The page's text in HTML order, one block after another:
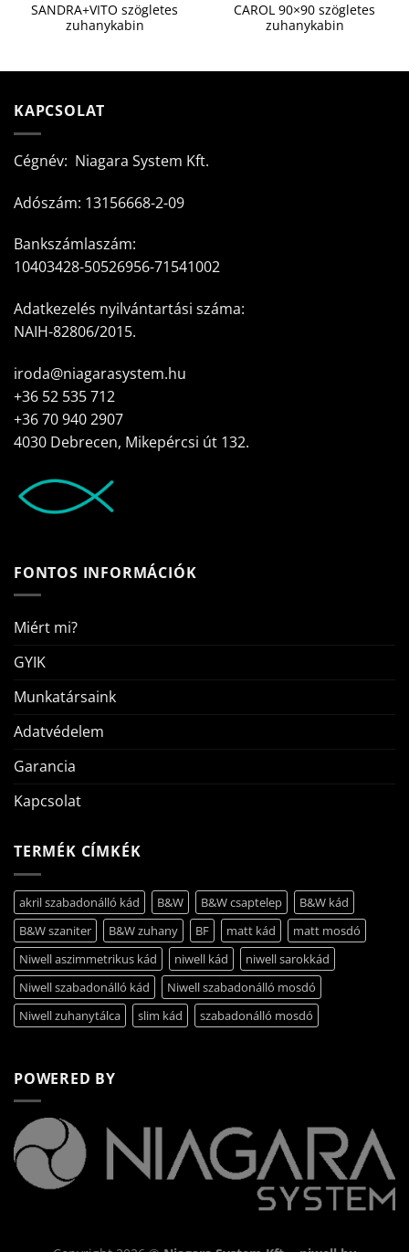
SANDRA+VITO szögletes
zuhanykabin
CAROL 90×90 szögletes
zuhanykabin
KAPCSOLAT
Cégnév: Niagara System Kft.
Adószám: 13156668-2-09
Bankszámlaszám:
10403428-50526956-71541002
Adatkezelés nyilvántartási száma:
NAIH-82806/2015.
iroda@niagarasystem.hu
+36 52 535 712
+36 70 940 2907
4030 Debrecen, Mikepércsi út 132.
FONTOS INFORMÁCIÓK
Miért mi?
GYIK
Munkatársaink
Adatvédelem
Garancia
Kapcsolat
TERMÉK CÍMKÉK
akril szabadonálló kád B&W B&W csaptelep
B&W kád
B&W szaniter
B&W zuhany BF matt kád
matt mosdó
Niwell aszimmetrikus kád
niwell kád
niwell sarokkád
Niwell szabadonálló kád
Niwell szabadonálló mosdó
Niwell zuhanytálca
slim kád szabadonálló mosdó
POWERED BY